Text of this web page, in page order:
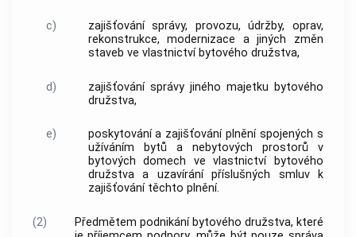
c)
zajišťování správy, provozu, údržby, oprav,
rekonstrukce, modernizace a jiných změn
staveb ve vlastnictví bytového družstva,
d)
zajišťování správy jiného majetku bytového
družstva,
e)
poskytování a zajišťování plnění spojených s
užíváním bytů a nebytových prostorů v
bytových domech ve vlastnictví bytového
družstva a uzavírání příslušných smluv k
zajišťování těchto plnění.
(2)
Předmětem podnikání bytového družstva, které